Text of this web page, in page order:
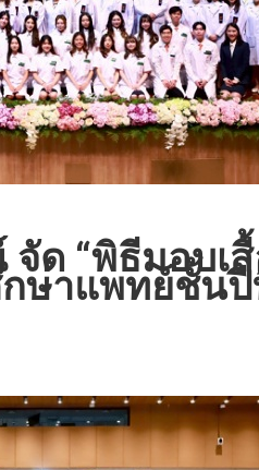
ด “พิธีมอบเ
ษาแพทย์ชั้นปี